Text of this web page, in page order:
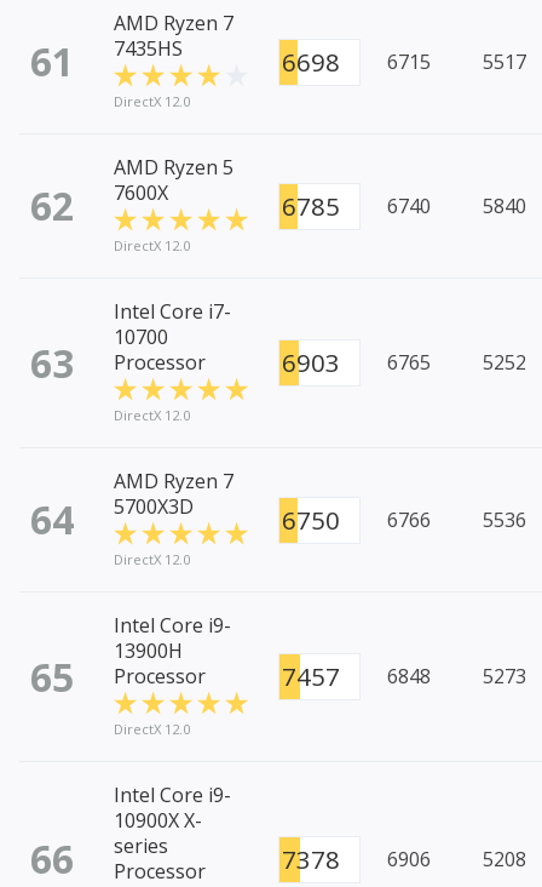
61
AMD Ryzen 7
7435HS
DirectX 12.0
6698 6715 5517
62
AMD Ryzen 5
7600X
DirectX 12.0
6785 6740 5840
63
Intel Core i7-
10700
Processor
DirectX 12.0
6903 6765 5252
64
AMD Ryzen 7
5700X3D
DirectX 12.0
6750 6766 5536
65
Intel Core i9-
13900H
Processor
DirectX 12.0
7457 6848 5273
66
Intel Core i9-
10900X X-
series
Processor
7378 6906 5208